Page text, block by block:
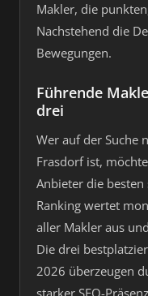
Makler, die
Nachstehend die
Bewegungen.
Führende
drei
Wer auf der Suche
Frasdorf ist,
Anbieter die
Ranking wertet
aller Makler aus
Die drei
2026 überzeugen
starker SEO-